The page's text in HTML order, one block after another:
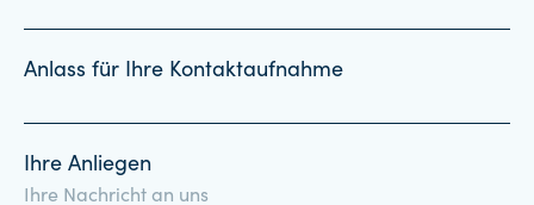
Anlass für Ihre Kontaktaufnahme
Ihre Anliegen